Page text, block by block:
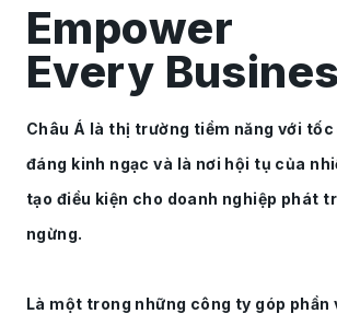
Empower
Every
Châu Á là thị trường tiềm năng với
đáng kinh ngạc và là nơi hội tụ của
tạo điều kiện cho doanh nghiệp phát
ngừng.
Là một trong những công ty góp phần